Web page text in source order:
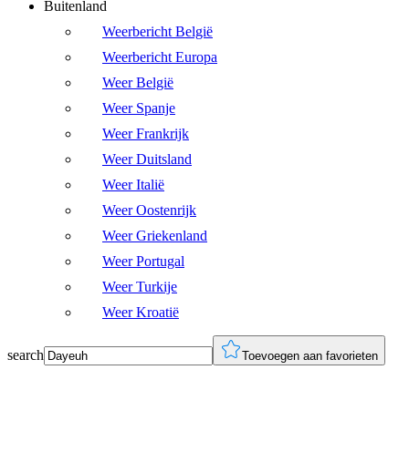
Buitenland
Weerbericht België
Weerbericht Europa
Weer België
Weer Spanje
Weer Frankrijk
Weer Duitsland
Weer Italië
Weer Oostenrijk
Weer Griekenland
Weer Portugal
Weer Turkije
Weer Kroatië
search Toevoegen aan favorieten